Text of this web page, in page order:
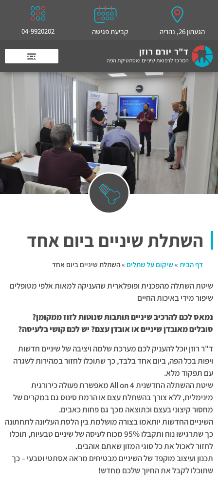
הגעתון 26, נהריה קביעת פגישה 04-9920202
ד"ר יורם רוזן
המרכז לרפואת שיניים ואסתטיקת הפה
השתלת שיניים ביום אחד
דף הבית » שיקום על שתלים »השתלת שיניים ביום אחד
שיטת השתלה מהפכנית ופופלארית שהעניקה למאות אלפי מטופלים
שיפור מידי באיכות החיים
נמאס לכם להרכיב שיניים תותבות שנוטות לזוז ממקומן?
סובלים מאובדן שיניים או אובדן עצם? יש לכם קושי בלעיסה?
ד"ר רוזן יוכל להעניק לכם מערכת שלמה ויציבה של שיניים חדשות
ויפות בכל הפה, ביום אחד בלבד, כך שתוכלו לחזור במהירות לשגרה
עם תפקוד מלא.
שיטת ההשתלה החדשנית All on 4 מאפשרת פעולה כירורגית
מינימלית, ללא צורך בהשתלת עצם או הרמת סינוס גם במקרים של
מחסור קיצוני בעצם וכתוצאה מכך גם פחות כאבים.
השיניים החדשות יותאמו בצורה מושלמת בין הלסת העליונה לתחתונה
כך שתרגישו נוח ותקבלו 95% מכוח לעיסה של שיניים טבעיות, תוכלו
לחזור לאכול את כל סוגי המזון שאתם אוהבים.
תכנון ועיצוב מוקפד של השיניים מבטיחים מראה אסתטי וטבעי – כך
שתוכלו לקבל את החיוך שלכם מחדש!